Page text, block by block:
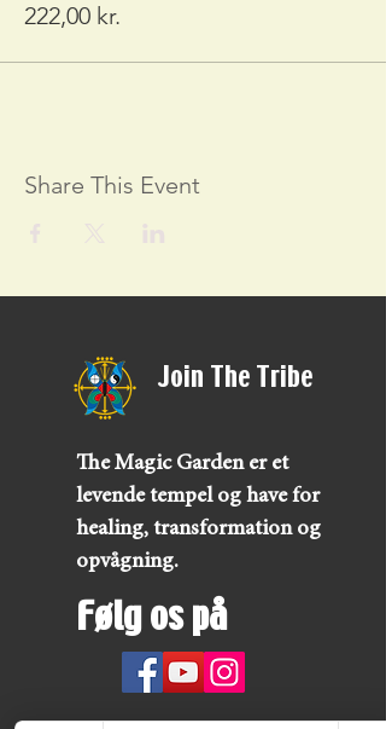
222,00 kr.
Share This Event
Join The Tribe
The Magic Garden er et
levende tempel og have for
healing, transformation og
opvågning.
Følg os på